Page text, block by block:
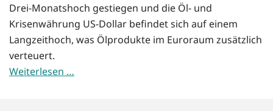
Drei-Monatshoch gestiegen und die Öl- und
Krisenwährung US-Dollar befindet sich auf einem
Langzeithoch, was Ölprodukte im Euroraum zusätzlich
verteuert.
Weiterlesen …